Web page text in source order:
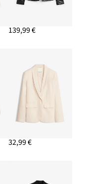
139,99 €
32,99 €